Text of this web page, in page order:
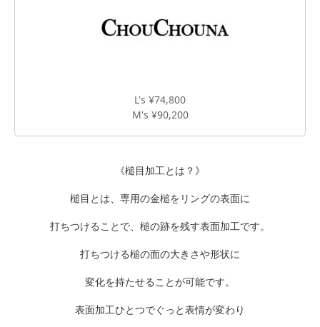
L's ¥74,800
M's ¥90,200
《槌目加工とは？》
槌目とは、専用の金槌をリングの表面に
打ちつけることで、槌の跡を残す表面加工です。
打ちつける槌の面の大きさや形状に
変化を持たせることが可能です。
表面加工ひとつでぐっと表情が変わり